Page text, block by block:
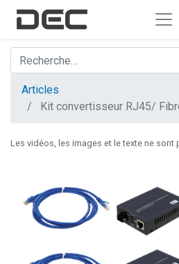
Articles
Kit convertisseur RJ45/
Les vidéos, les images et le texte ne sont